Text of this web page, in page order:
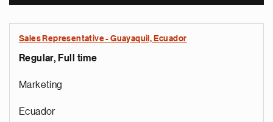
Sales Representative - Guayaquil, Ecuador
Regular, Full time
Marketing
Ecuador